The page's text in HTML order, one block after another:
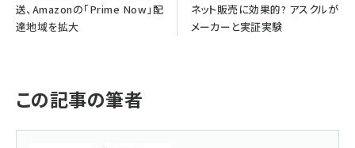
送、Amazonの「Prime Now」配
達地域を拡大
ネット販売に効果的? アスクルが
メーカーと実証実験
この記事の筆者